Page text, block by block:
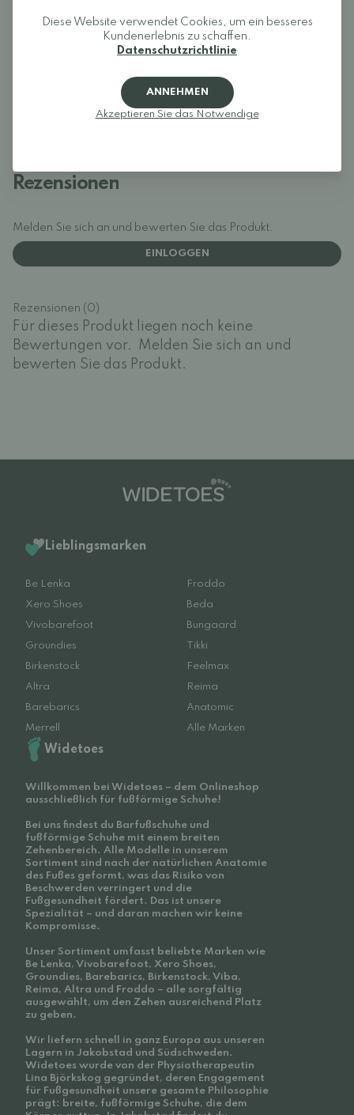
jedem Wetter geeignet. Die Schuhe bieten ein stabiles
Tragegefühl und eine sehr gute Griffigkeit der Sohle.
Pflegehinweise:
Bürsten Sie die Schuhe und reinigen Sie sie mit einem
vor Schmutz zu schützen und gleichzeitig die
Feuchtigkeitsbeständigkeit der Membran zu erhalten,
empfehlen wir die regelmäßige Anwendung eines
Imprägniersprays, z. B.Collonil Organic Cover.
Rezensionen
Melden Sie sich an und bewerten Sie das Produkt.
EINLOGGEN
Rezensionen (0)
Für dieses Produkt liegen noch keine
Bewertungen vor.
Melden Sie sich an und
bewerten Sie das Produkt.
Lieblingsmarken
Be Lenka
Froddo
Xero Shoes
Beda
Vivobarefoot
Bungaard
Groundies
Tikki
Birkenstock
Feelmax
Altra
Reima
Barebarics
Anatomic
Merrell
Alle Marken
Widetoes
Willkommen bei Widetoes – dem Onlineshop
ausschließlich für fußförmige Schuhe!
Bei uns findest du Barfußschuhe und
fußförmige Schuhe mit einem breiten
Zehenbereich. Alle Modelle in unserem
Sortiment sind nach der natürlichen Anatomie
des Fußes geformt, was das Risiko von
Beschwerden verringert und die
Fußgesundheit fördert. Das ist unsere
Spezialität – und daran machen wir keine
Kompromisse.
Unser Sortiment umfasst beliebte Marken wie
Be Lenka, Vivobarefoot, Xero Shoes,
Groundies, Barebarics, Birkenstock, Viba,
Reima, Altra und Froddo – alle sorgfältig
ausgewählt, um den Zehen ausreichend Platz
zu geben.
Wir liefern schnell in ganz Europa aus unseren
Lagern in Jakobstad und Südschweden.
Widetoes wurde von der Physiotherapeutin
Lina Björkskog gegründet, deren Engagement
für Fußgesundheit unsere gesamte Philosophie
prägt: breite, fußförmige Schuhe, die dem
Diese Website verwendet Cookies, um ein besseres
Kundenerlebnis zu schaffen.
Datenschutzrichtlinie
ANNEHMEN
Akzeptieren Sie das Notwendige